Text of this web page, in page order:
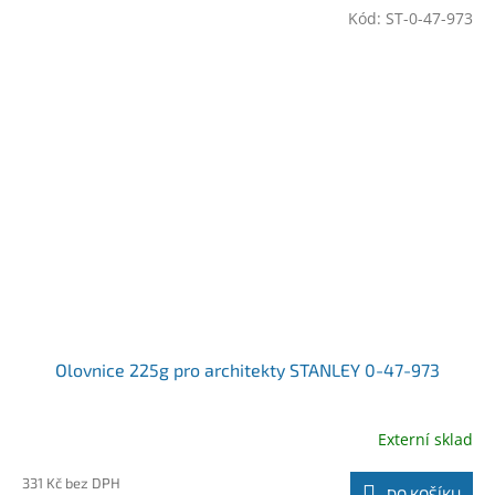
Olovnice 225g pro architekty STANLEY 0-47-973
Externí sklad
331 Kč bez DPH
Kód: ST-0-47-973